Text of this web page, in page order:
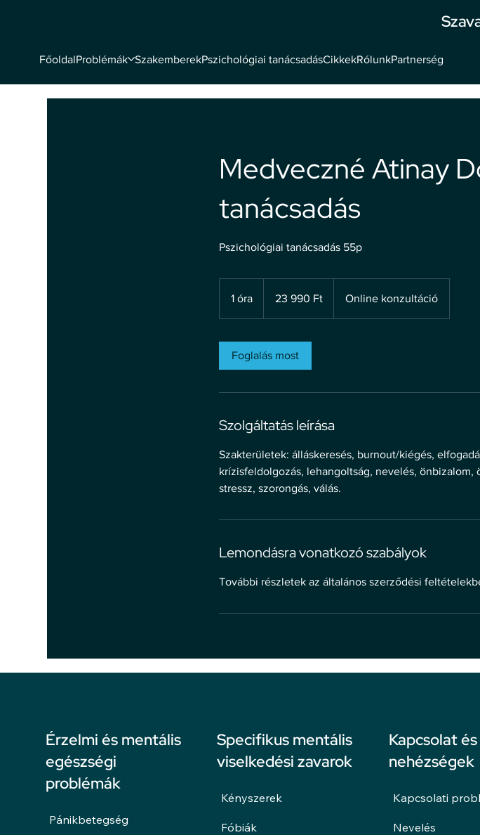
FőoldalProblémák SzakemberekPszichológiai tanácsadásCikkekRólunkPartnerség
Medveczné Atinay
tanácsadás
Pszichológiai tanácsadás 55p
1 óra
forint23 990 Ft Online konzultáció
Foglalás most
Szolgáltatás leírása
Szakterületek: álláskeresés, burnout/kiégés,
krízisfeldolgozás, lehangoltság, nevelés, önbizalom,
stressz, szorongás, válás.
Lemondásra vonatkozó szabályok
További részletek az általános szerződési
Érzelmi és mentális
egészségi
problémák
Pánikbetegség
Specifikus mentális
viselkedési zavarok
Kényszerek
Fóbiák
Kapcsolat
nehézségek
Kapcsolati
Nevelés